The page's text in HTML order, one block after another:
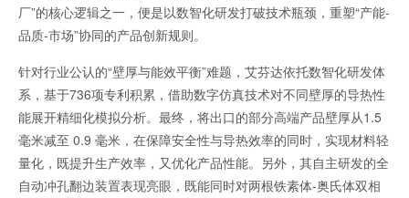
厂”的核心逻辑之一，便是以数智化研发打破技术瓶颈，重塑“产能-
品质-市场”协同的产品创新规则。
针对行业公认的“壁厚与能效平衡”难题，艾芬达依托数智化研发体
系，基于736项专利积累，借助数字仿真技术对不同壁厚的导热性
能展开精细化模拟分析。最终，将出口的部分高端产品壁厚从1.5
毫米减至 0.9 毫米，在保障安全性与导热效率的同时，实现材料轻
量化，既提升生产效率，又优化产品性能。另外，其自主研发的全
自动冲孔翻边装置表现亮眼，既能同时对两根铁素体-奥氏体双相